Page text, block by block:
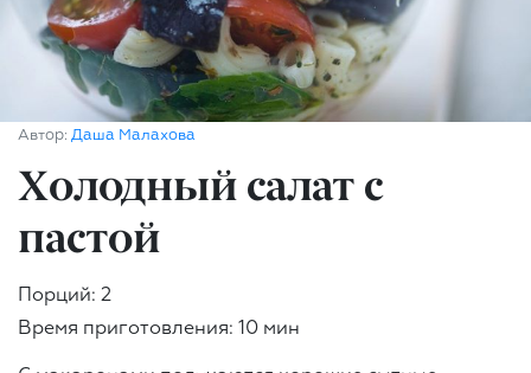
Автор: Даша Малахова
Холодный салат с
пастой
Порций: 2
Время приготовления: 10 мин